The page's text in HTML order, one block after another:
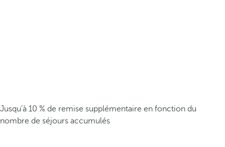
Jusqu’à 10 % de remise supplémentaire en fonction du
nombre de séjours accumulés